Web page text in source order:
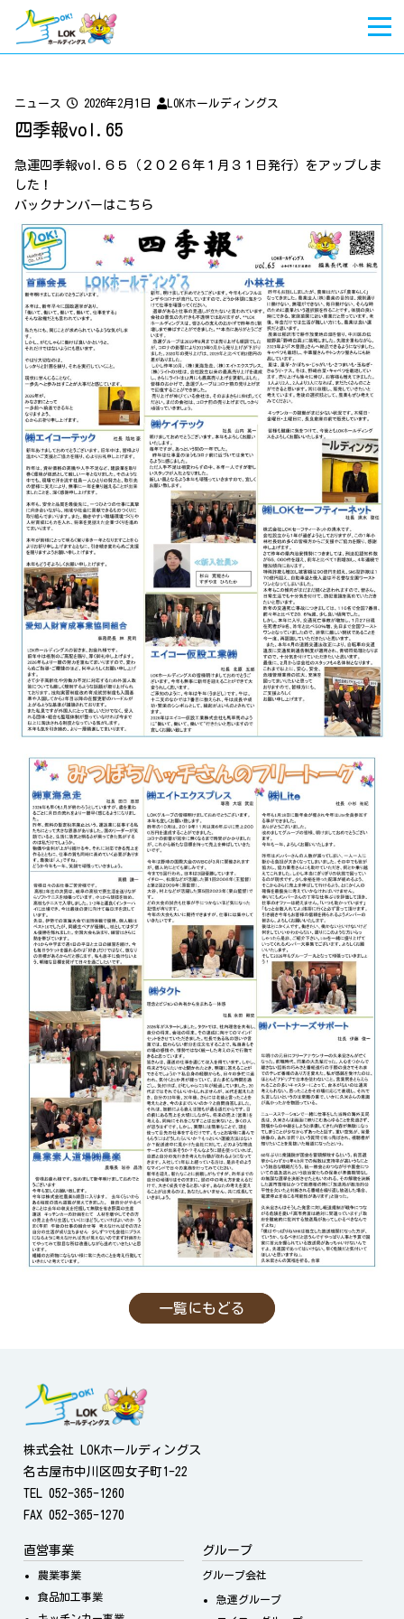
ニュース 2026年2月1日 LOKホールディングス
四季報vol.65
急運四季報vol.６５（２０２６年１月３１日発行）をアップしま
した！
バックナンバーは こちら
一覧にもどる
株式会社 LOKホールディングス
名古屋市中川区四女子町1-22
TEL 052-365-1260
FAX 052-365-1270
直営事業
農業事業
食品加工事業
グループ
グループ会社
急運グループ